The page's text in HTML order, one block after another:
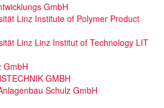
GmbH
Linz Institute of Polymer Product
Linz Linz Institut of Technology LIT
GmbH
GMBH
Schulz GmbH